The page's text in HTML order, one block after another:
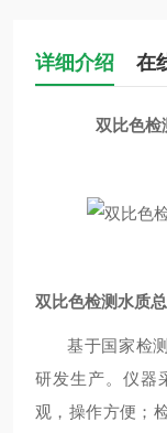
详细介绍 在
双比色检
双比色检测水质
基于国家检
研发生产。仪器
观，操作方便；